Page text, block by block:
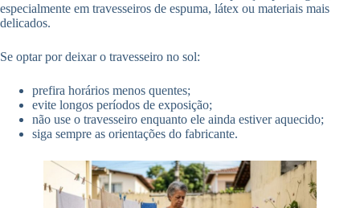
especialmente em travesseiros de espuma, látex ou materiais mais
delicados.
Se optar por deixar o travesseiro no sol:
prefira horários menos quentes;
evite longos períodos de exposição;
não use o travesseiro enquanto ele ainda estiver aquecido;
siga sempre as orientações do fabricante.